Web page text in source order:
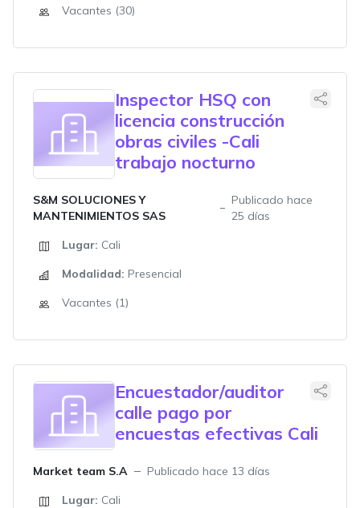
Vacantes (30)
Inspector HSQ con
licencia construcción
obras civiles -Cali
trabajo nocturno
S&M SOLUCIONES Y
MANTENIMIENTOS SAS
Publicado hace
25 días
Lugar: Cali
Modalidad: Presencial
Vacantes (1)
Encuestador/auditor
calle pago por
encuestas efectivas Cali
Market team S.A
Publicado hace 13 días
Lugar: Cali